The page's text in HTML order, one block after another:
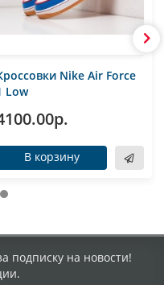
Nike Air Force
Low
В корзину
подписку на новости!